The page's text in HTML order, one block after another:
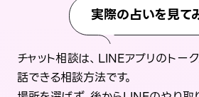
実際の占いを見て
チャット相談は、LINEアプリのトー
話できる相談方法です。